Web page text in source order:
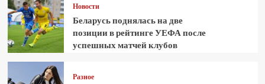
Новости
Беларусь поднялась на две
позиции в рейтинге УЕФА после
успешных матчей клубов
Разное